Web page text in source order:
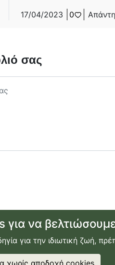
17/04/2023 0
σας
|ξενοδοχεία| ενοικίαση
χρήσης
να
για την ιδιωτική ζωή,
χωρίς αποδοχή cookies